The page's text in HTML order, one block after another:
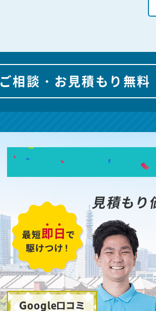
ご相談・お見積もり無料
Google口コミ
見積もり